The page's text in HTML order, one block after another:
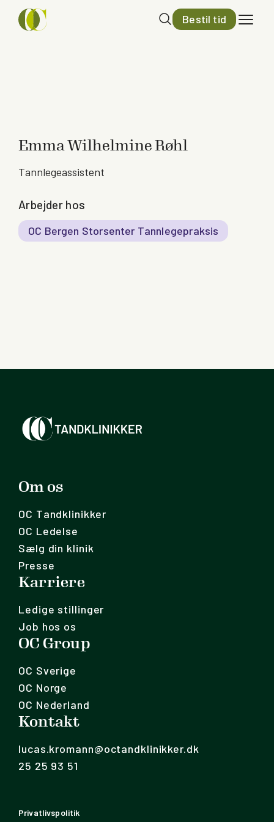
Bestil tid
Emma Wilhelmine Røhl
Tannlegeassistent
Arbejder hos
OC Bergen Storsenter Tannlegepraksis
Om os
OC Tandklinikker
OC Ledelse
Sælg din klinik
Presse
Karriere
Ledige stillinger
Job hos os
OC Group
OC Sverige
OC Norge
OC Nederland
Kontakt
lucas.kromann@octandklinikker.dk
25 25 93 51
Privatlivspolitik